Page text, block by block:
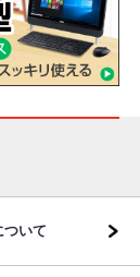
ついて